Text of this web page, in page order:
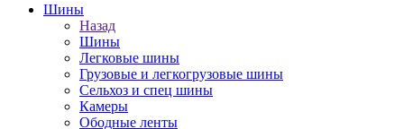
Шины
Назад
Шины
Легковые шины
Грузовые и легкогрузовые шины
Сельхоз и спец шины
Камеры
Ободные ленты